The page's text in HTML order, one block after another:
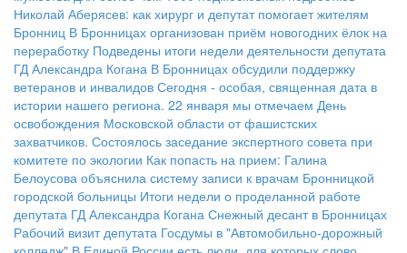
Николай Аберясев: как хирург и депутат помогает жителям
Бронниц В Бронницах организован приём новогодних ёлок на
переработку Подведены итоги недели деятельности депутата
ГД Александра Когана В Бронницах обсудили поддержку
ветеранов и инвалидов Сегодня - особая, священная дата в
истории нашего региона. 22 января мы отмечаем День
освобождения Московской области от фашистских
захватчиков. Состоялось заседание экспертного совета при
комитете по экологии Как попасть на прием: Галина
Белоусова объяснила систему записи к врачам Бронницкой
городской больницы Итоги недели о проделанной работе
депутата ГД Александра Когана Снежный десант в Бронницах
Рабочий визит депутата Госдумы в "Автомобильно-дорожный